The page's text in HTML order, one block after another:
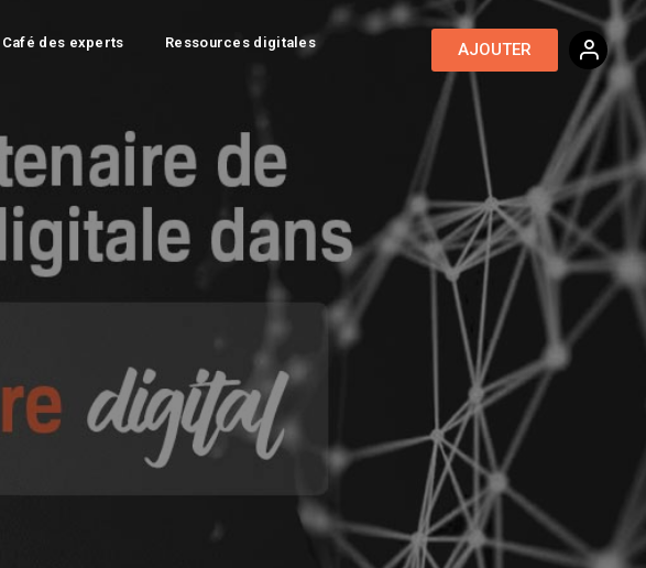
Café des experts
Ressources digitales
AJOUTER